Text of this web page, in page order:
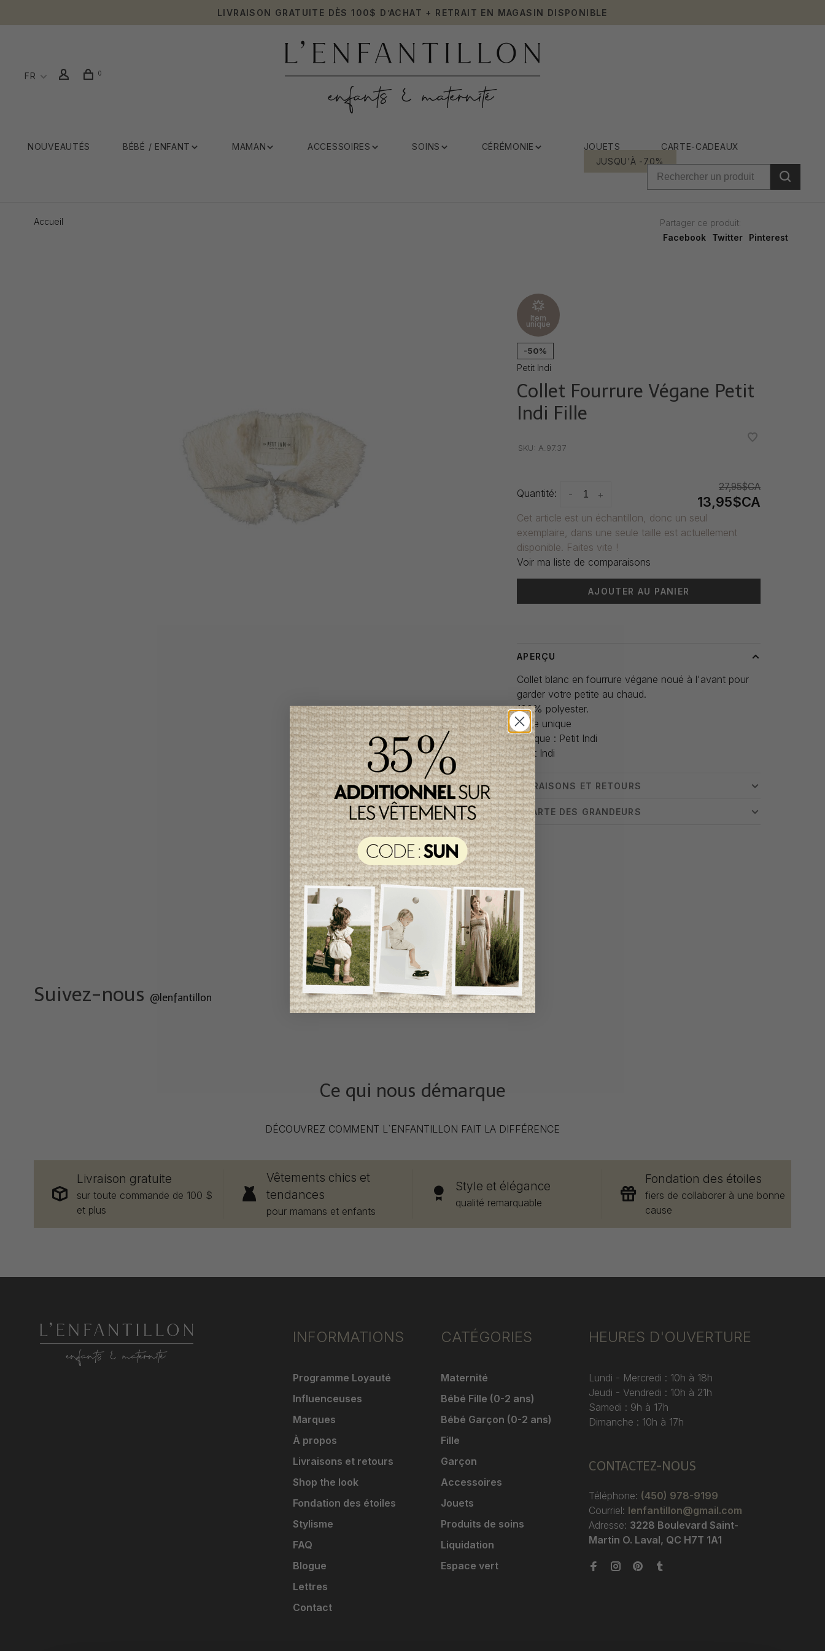
LIVRAISON GRATUITE DÈS 100$ D’ACHAT + RETRAIT EN MAGASIN DISPONIBLE
FR 0
NOUVEAUTÉS BÉBÉ / ENFANT MAMAN ACCESSOIRES SOINS CÉRÉMONIE JOUETS
CARTE-CADEAUX
JUSQU'À -70%
Accueil
Partager ce produit:
Facebook
Twitter Pinterest
Item
unique
-50%
Petit Indi
Collet Fourrure Végane Petit
Indi Fille
SKU: A.97.37
Quantité: +
-
27,95$CA
13,95$CA
Cet article est un échantillon, donc un seul
exemplaire, dans une seule taille est actuellement
disponible. Faites vite !
Voir ma liste de comparaisons
AJOUTER AU PANIER
APERÇU
Collet blanc en fourrure végane noué à l'avant pour
garder votre petite au chaud.
100% polyester.
Taille unique
Marque : Petit Indi
Petit Indi
LIVRAISONS ET RETOURS
CHARTE DES GRANDEURS
Suivez-nous @lenfantillon
Ce qui nous démarque
DÉCOUVREZ COMMENT L`ENFANTILLON FAIT LA DIFFÉRENCE
Livraison gratuite
sur toute commande de 100 $
et plus
Vêtements chics et
tendances
pour mamans et enfants
Style et élégance
qualité remarquable
Fondation des étoiles
fiers de collaborer à une bonne
cause
INFORMATIONS
Programme Loyauté
Influenceuses
Marques
À propos
Livraisons et retours
Shop the look
Fondation des étoiles
Stylisme
FAQ
Blogue
Lettres
Contact
CATÉGORIES
Maternité
Bébé Fille (0-2 ans)
Bébé Garçon (0-2 ans)
Fille
Garçon
Accessoires
Jouets
Produits de soins
Liquidation
Espace vert
HEURES D'OUVERTURE
Lundi - Mercredi : 10h à 18h
Jeudi - Vendredi : 10h à 21h
Samedi : 9h à 17h
Dimanche : 10h à 17h
CONTACTEZ-NOUS
Téléphone: (450) 978-9199
Courriel: lenfantillon@gmail.com
Adresse: 3228 Boulevard Saint-
Martin O. Laval, QC H7T 1A1